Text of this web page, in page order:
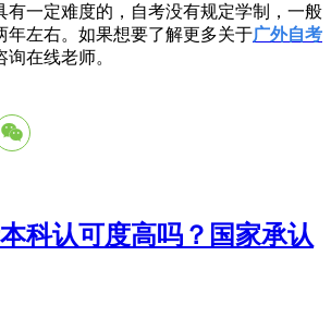
有一定难度的，自考没有规定学制，一般
年左右。如果想要了解更多关于广外自考
在线老师。
科认可度高吗？国家承认